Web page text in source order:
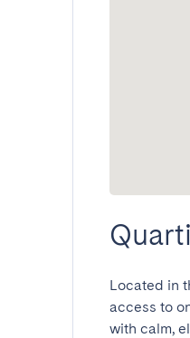
Located in
access to
with calm,